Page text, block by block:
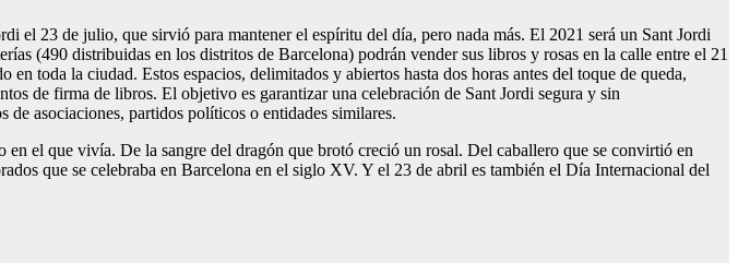
el 23 de julio, que sirvió para mantener el espíritu del día, pero nada más. El 2021 será un Sant Jordi
(490 distribuidas en los distritos de Barcelona) podrán vender sus libros y rosas en la calle entre el 21
toda la ciudad. Estos espacios, delimitados y abiertos hasta dos horas antes del toque de queda,
de firma de libros. El objetivo es garantizar una celebración de Sant Jordi segura y sin
de asociaciones, partidos políticos o entidades similares.
el que vivía. De la sangre del dragón que brotó creció un rosal. Del caballero que se convirtió en
que se celebraba en Barcelona en el siglo XV. Y el 23 de abril es también el Día Internacional del